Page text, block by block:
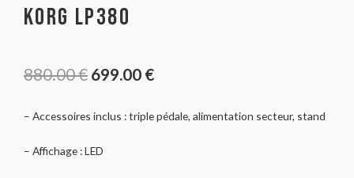
Korg LP380
880.00€ 699.00 €
– Accessoires inclus : triple pédale, alimentation secteur, stand
– Affichage : LED